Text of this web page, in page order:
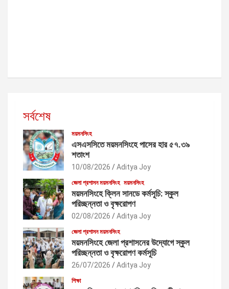
সর্বশেষ
ময়মনসিংহ
এসএসসিতে ময়মনসিংহে পাসের হার ৫৭.৩৯
শতাংশ
10/08/2026 Aditya Joy
জেলা প্রশাসন ময়মনসিংহ ময়মনসিংহ
ময়মনসিংহে ক্লিন সানডে কর্মসূচি: স্কুল
পরিচ্ছন্নতা ও বৃক্ষরোপণ
02/08/2026 Aditya Joy
জেলা প্রশাসন ময়মনসিংহ
ময়মনসিংহে জেলা প্রশাসনের উদ্যোগে স্কুল
পরিচ্ছন্নতা ও বৃক্ষরোপণ কর্মসূচি
26/07/2026 Aditya Joy
শিক্ষা